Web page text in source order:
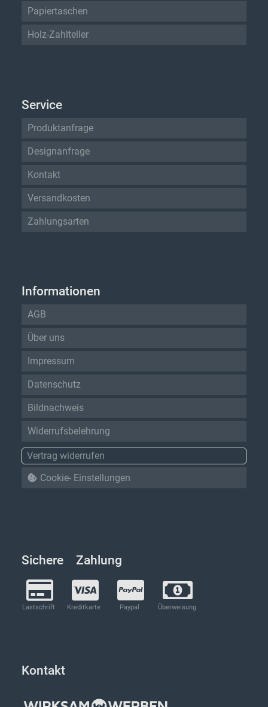
Sichere Zahlung
Lastschrift Kreditkarte Paypal Überweisung
Papiertaschen
Holz-Zahlteller
Service
Produktanfrage
Designanfrage
Kontakt
Versandkosten
Zahlungsarten
Informationen
AGB
Über uns
Impressum
Datenschutz
Bildnachweis
Widerrufsbelehrung
Vertrag widerrufen
Cookie- Einstellungen
Kontakt